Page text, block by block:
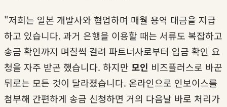
"저희는 일본 개발사와 협업하며 매월 용역 대금을 지급
하고 있습니다. 과거 은행을 이용할 때는 서류도 복잡하고
송금 확인까지 며칠씩 걸려 파트너사로부터 입금 확인 요
청을 자주 받곤 했습니다. 하지만 모인 비즈플러스로 바꾼
뒤로는 모든 것이 달라졌습니다. 온라인으로 인보이스를
첨부해 간편하게 송금 신청하면 거의 다음날 바로 처리가